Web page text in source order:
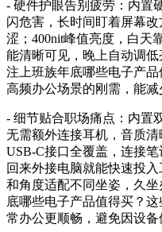
- 硬件护眼告别疲劳：内置
闪危害，长时间盯着屏幕
涩；400nit峰值亮度，白天
能清晰可见，晚上自动调
注上班族年底哪些电子产
高频办公场景的刚需，能减
- 细节贴合职场痛点：内置
无需额外连接耳机，音质清
USB-C接口全覆盖，连接
回来外接电脑就能快速投
和角度适配不同坐姿，久
底哪些电子产品值得买？
常办公更顺畅，避免因设备